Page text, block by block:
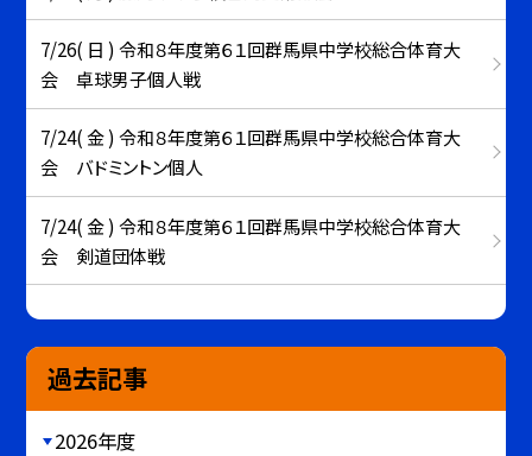
7/26( 日 ) 令和８年度第６１回群馬県中学校総合体育大
会 卓球男子個人戦
7/24( 金 ) 令和８年度第６１回群馬県中学校総合体育大
会 バドミントン個人
7/24( 金 ) 令和８年度第６１回群馬県中学校総合体育大
会 剣道団体戦
過去記事
2026年度